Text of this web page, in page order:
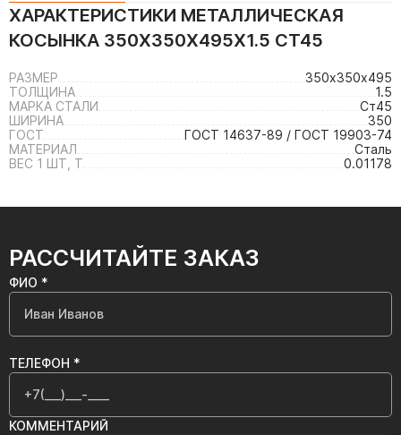
ХАРАКТЕРИСТИКИ МЕТАЛЛИЧЕСКАЯ
КОСЫНКА 350Х350Х495Х1.5 СТ45
РАЗМЕР
350х350х495
ТОЛЩИНА
1.5
МАРКА СТАЛИ
Ст45
ШИРИНА
350
ГОСТ
ГОСТ 14637-89 / ГОСТ 19903-74
МАТЕРИАЛ
Сталь
ВЕС 1 ШТ, Т
0.01178
РАССЧИТАЙТЕ ЗАКАЗ
ФИО *
ТЕЛЕФОН *
КОММЕНТАРИЙ